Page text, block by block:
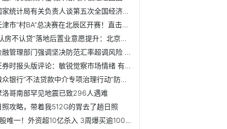
国家统计局有关负责人谈第五次全国经济普查进展
天津市“村BA”总决赛在北辰区开赛！直击揭幕战！
“认房不认贷”落地后置业意愿提升：北京新房成交增16.9% 上...
金融管理部门强调坚决防范汇率超调风险 人民币汇率应声反弹...
证券时报头版评论：敏锐觉察市场情绪 有效放大政策“好声音”
微众银行“不法贷款中介专项治理行动”防治并重、多措并举保...
洛哥南部罕见地震已致296人遇难
照攻略，带着我512G的胃去了趟日照
A股唯一！外资超10亿杀入 3周爆买逾1000万股！这家龙头公司...